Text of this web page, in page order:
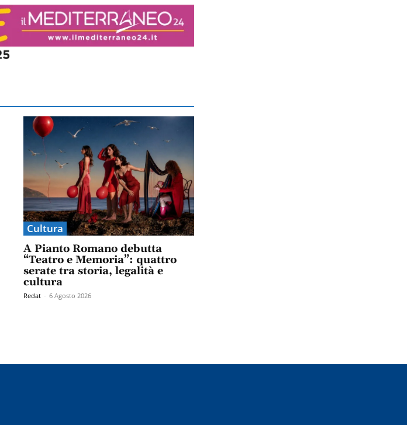
Cultura
A Pianto Romano debutta
“Teatro e Memoria”: quattro
serate tra storia, legalità e
cultura
Redat - 6 Agosto 2026